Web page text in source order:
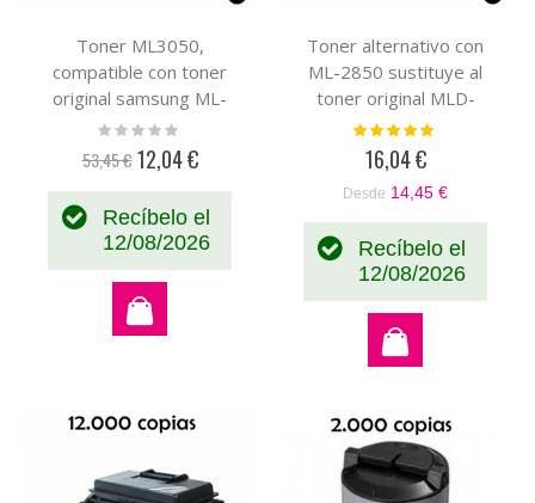
Toner ML3050,
compatible con toner
original samsung ML-
D3050B/SEE
Rating:
53,45 € Precio
12,04 €
Recíbelo el
12/08/2026
Toner alternativo con
ML-2850 sustituye al
toner original MLD-
2850B
Valoración:
16,04 €
Desde 14,45 €
Recíbelo el
12/08/2026